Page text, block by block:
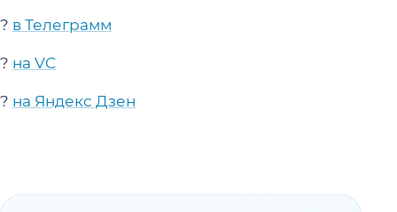
? в Телеграмм
? на VC
? на Яндекс Дзен